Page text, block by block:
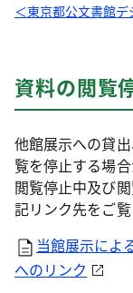
＜東京都公文書館
資料の閲覧
他館展示への貸
覧を停止する場合
閲覧停止中及び
記リンク先をご覧
当館展示によ
へのリンク